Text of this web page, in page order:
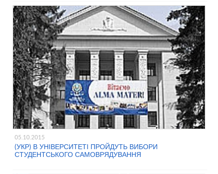
05.10.2015
(УКР) В УНІВЕРСИТЕТІ ПРОЙДУТЬ ВИБОРИ
СТУДЕНТСЬКОГО САМОВРЯДУВАННЯ